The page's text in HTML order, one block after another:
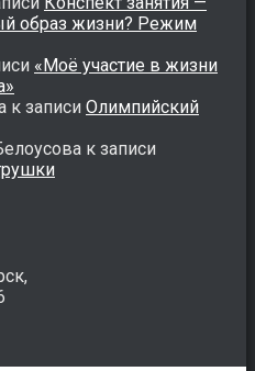
образ жизни? Режим
«Моё участие в жизни
к записи Олимпийский
к записи